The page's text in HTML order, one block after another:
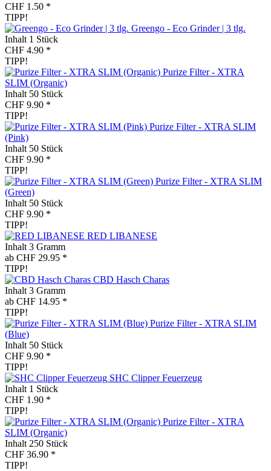
CHF 1.50 *
TIPP!
Greengo - Eco Grinder | 3 tlg.
Inhalt 1 Stück
CHF 4.90 *
TIPP!
Purize Filter - XTRA
SLIM (Organic)
Inhalt 50 Stück
CHF 9.90 *
TIPP!
Purize Filter - XTRA SLIM
(Pink)
Inhalt 50 Stück
CHF 9.90 *
TIPP!
Purize Filter - XTRA SLIM
(Green)
Inhalt 50 Stück
CHF 9.90 *
TIPP!
RED LIBANESE
Inhalt 3 Gramm
ab CHF 29.95 *
TIPP!
CBD Hasch Charas
Inhalt 3 Gramm
ab CHF 14.95 *
TIPP!
Purize Filter - XTRA SLIM
(Blue)
Inhalt 50 Stück
CHF 9.90 *
TIPP!
SHC Clipper Feuerzeug
Inhalt 1 Stück
CHF 1.90 *
TIPP!
Purize Filter - XTRA
SLIM (Organic)
Inhalt 250 Stück
CHF 36.90 *
TIPP!